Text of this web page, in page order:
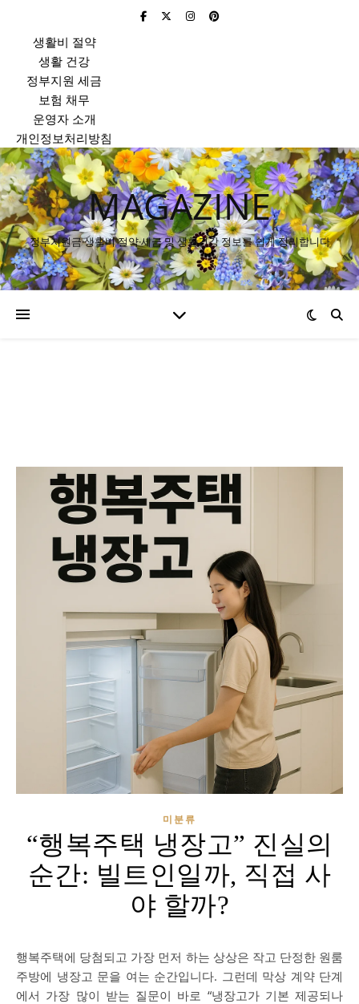
생활비 절약
생활 건강
정부지원 세금
보험 채무
운영자 소개
개인정보처리방침
MAGAZINE
정부지원금·생활비 절약·세금 및 생활건강 정보를 쉽게 정리합니다
미분류
“행복주택 냉장고” 진실의
순간: 빌트인일까, 직접 사
야 할까?
행복주택에 당첨되고 가장 먼저 하는 상상은 작고 단정한 원룸
주방에 냉장고 문을 여는 순간입니다. 그런데 막상 계약 단계
에서 가장 많이 받는 질문이 바로 “냉장고가 기본 제공되나